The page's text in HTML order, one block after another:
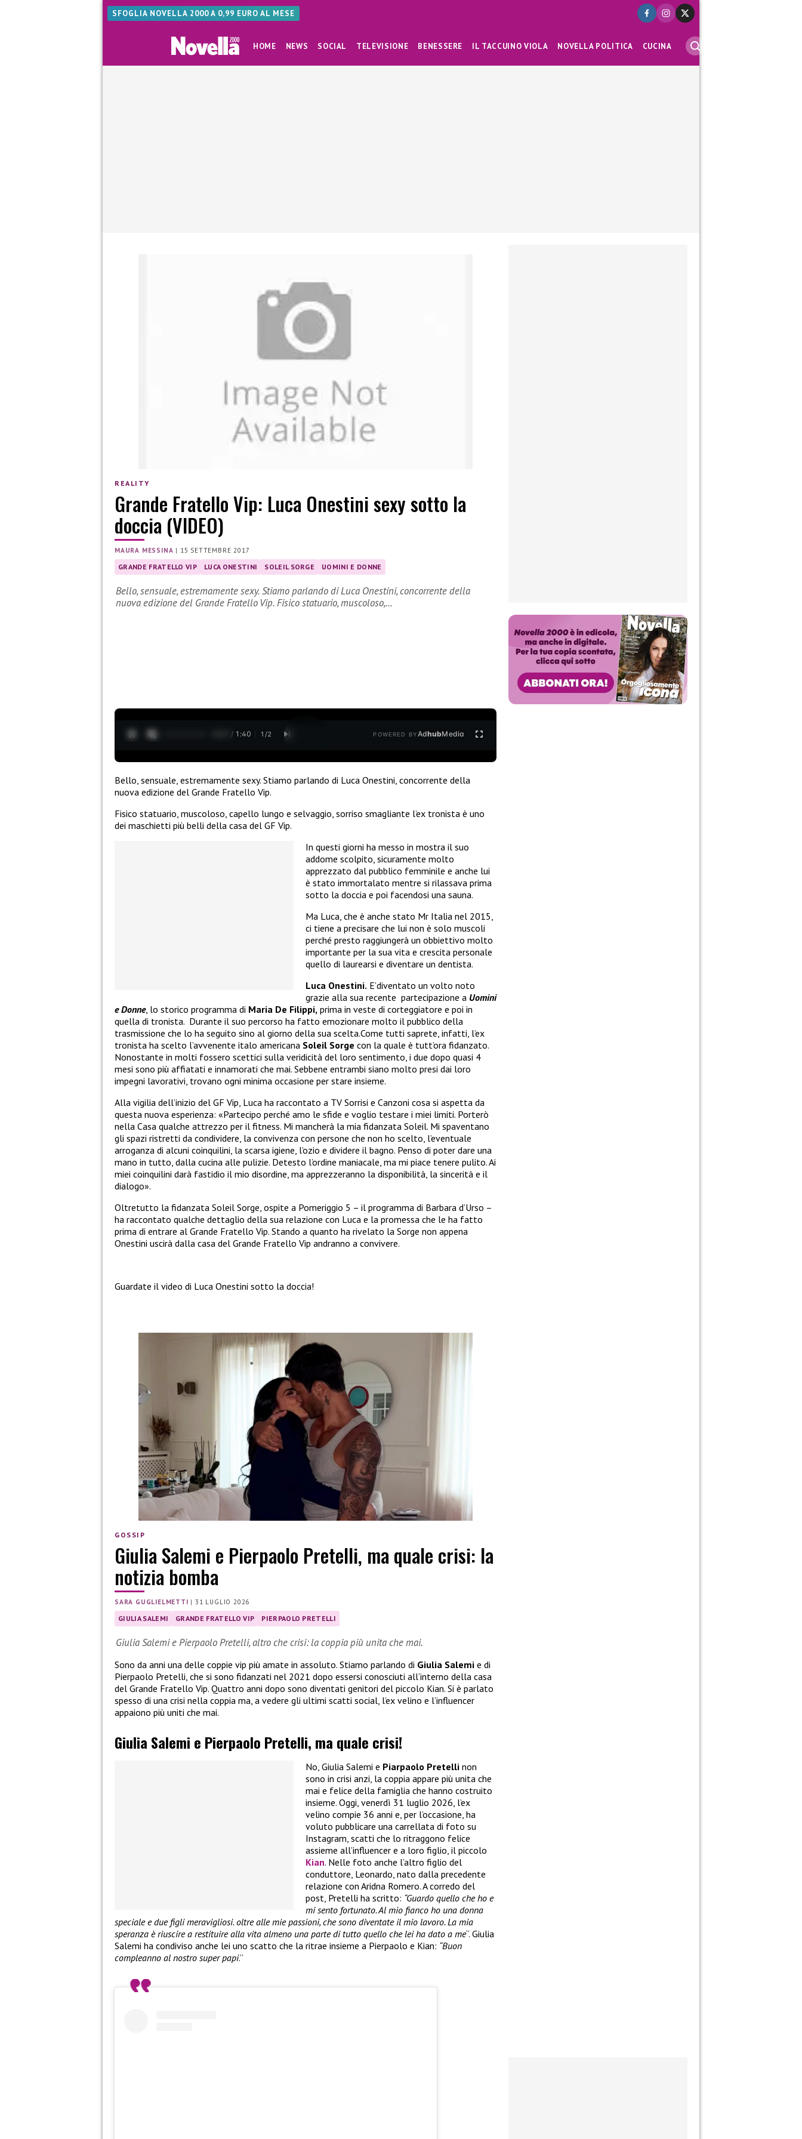
SFOGLIA NOVELLA 2000 A 0,99 EURO AL MESE
HOME NEWS SOCIAL TELEVISIONE BENESSERE IL TACCUINO VIOLA NOVELLA POLITICA CUCINA
REALITY
Grande Fratello Vip: Luca Onestini sexy sotto la
doccia (VIDEO)
MAURA MESSINA | 15 SETTEMBRE 2017
GRANDE FRATELLO VIP LUCA ONESTINI SOLEIL SORGE UOMINI E DONNE
Bello, sensuale, estremamente sexy. Stiamo parlando di Luca Onestini, concorrente della
nuova edizione del Grande Fratello Vip. Fisico statuario, muscoloso,…
0:28 / 1:40 1 /2 POWERED BYAdhubMedia
Bello, sensuale, estremamente sexy. Stiamo parlando di Luca Onestini, concorrente della
nuova edizione del Grande Fratello Vip.
Fisico statuario, muscoloso, capello lungo e selvaggio, sorriso smagliante l’ex tronista è uno
dei maschietti più belli della casa del GF Vip.
In questi giorni ha messo in mostra il suo
addome scolpito, sicuramente molto
apprezzato dal pubblico femminile e anche lui
è stato immortalato mentre si rilassava prima
sotto la doccia e poi facendosi una sauna.
Ma Luca, che è anche stato Mr Italia nel 2015,
ci tiene a precisare che lui non è solo muscoli
perché presto raggiungerà un obbiettivo molto
importante per la sua vita e crescita personale
quello di laurearsi e diventare un dentista.
Luca Onestini. E’diventato un volto noto
grazie alla sua recente partecipazione a Uomini
e Donne, lo storico programma di Maria De Filippi, prima in veste di corteggiatore e poi in
quella di tronista. Durante il suo percorso ha fatto emozionare molto il pubblico della
trasmissione che lo ha seguito sino al giorno della sua scelta.Come tutti saprete, infatti, l’ex
tronista ha scelto l’avvenente italo americana Soleil Sorge con la quale è tutt’ora fidanzato.
Nonostante in molti fossero scettici sulla veridicità del loro sentimento, i due dopo quasi 4
mesi sono più affiatati e innamorati che mai. Sebbene entrambi siano molto presi dai loro
impegni lavorativi, trovano ogni minima occasione per stare insieme.
Alla vigilia dell’inizio del GF Vip, Luca ha raccontato a TV Sorrisi e Canzoni cosa si aspetta da
questa nuova esperienza: «Partecipo perché amo le sfide e voglio testare i miei limiti. Porterò
nella Casa qualche attrezzo per il fitness. Mi mancherà la mia fidanzata Soleil. Mi spaventano
gli spazi ristretti da condividere, la convivenza con persone che non ho scelto, l’eventuale
arroganza di alcuni coinquilini, la scarsa igiene, l’ozio e dividere il bagno. Penso di poter dare una
mano in tutto, dalla cucina alle pulizie. Detesto l’ordine maniacale, ma mi piace tenere pulito. Ai
miei coinquilini darà fastidio il mio disordine, ma apprezzeranno la disponibilità, la sincerità e il
dialogo».
Oltretutto la fidanzata Soleil Sorge, ospite a Pomeriggio 5 – il programma di Barbara d’Urso –
ha raccontato qualche dettaglio della sua relazione con Luca e la promessa che le ha fatto
prima di entrare al Grande Fratello Vip. Stando a quanto ha rivelato la Sorge non appena
Onestini uscirà dalla casa del Grande Fratello Vip andranno a convivere.
Guardate il video di Luca Onestini sotto la doccia!
GOSSIP
Giulia Salemi e Pierpaolo Pretelli, ma quale crisi: la
notizia bomba
SARA GUGLIELMETTI |31 LUGLIO 2026
GIULIA SALEMI GRANDE FRATELLO VIP PIERPAOLO PRETELLI
Giulia Salemi e Pierpaolo Pretelli, altro che crisi: la coppia più unita che mai.
Sono da anni una delle coppie vip più amate in assoluto. Stiamo parlando di Giulia Salemi e di
Pierpaolo Pretelli, che si sono fidanzati nel 2021 dopo essersi conosciuti all’interno della casa
del Grande Fratello Vip. Quattro anni dopo sono diventati genitori del piccolo Kian. Si è parlato
spesso di una crisi nella coppia ma, a vedere gli ultimi scatti social, l’ex velino e l’influencer
appaiono più uniti che mai.
Giulia Salemi e Pierpaolo Pretelli, ma quale crisi!
No, Giulia Salemi e Piarpaolo Pretelli non
sono in crisi anzi, la coppia appare più unita che
mai e felice della famiglia che hanno costruito
insieme. Oggi, venerdì 31 luglio 2026, l’ex
velino compie 36 anni e, per l’occasione, ha
voluto pubblicare una carrellata di foto su
Instagram, scatti che lo ritraggono felice
assieme all’influencer e a loro figlio, il piccolo
Kian. Nelle foto anche l’altro figlio del
conduttore, Leonardo, nato dalla precedente
relazione con Aridna Romero. A corredo del
post, Pretelli ha scritto: “Guardo quello che ho e
mi sento fortunato. Al mio fianco ho una donna
speciale e due figli meravigliosi. oltre alle mie passioni, che sono diventate il mio lavoro. La mia
speranza è riuscire a restituire alla vita almeno una parte di tutto quello che lei ha dato a me“. Giulia
Salemi ha condiviso anche lei uno scatto che la ritrae insieme a Pierpaolo e Kian: “Buon
compleanno al nostro super papi.”